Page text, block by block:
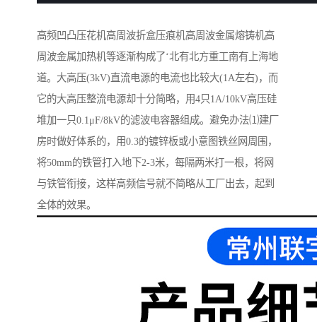
高频凹凸压花机高周波折盒压痕机高周波金属熔铸机高
周波金属加热机等逐渐构成了‘北有北方重工南有上海地
道。大高压(3kV)直流电源的电流也比较大(1A左右)，而
它的大高压整流电源却十分简略，用4只1A/10kV高压硅
堆加一只0.1μF/8kV的滤波电容器组成。避免办法⑴建厂
房时做好体系的，用0.3的镀锌板或小意图铁丝网周围，
将50mm的铁管打入地下2-3米，每隔两米打一根，将网
与铁管衔接，这样高频信号就不简略从工厂出去，起到
全体的效果。